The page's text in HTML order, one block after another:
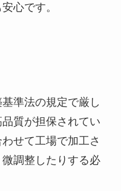
心です。
準法の規定で厳し
質が担保されてい
せて工場で加工さ
調整したりする必